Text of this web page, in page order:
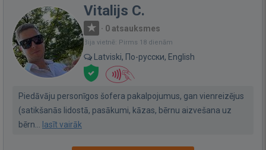
Vitalijs C.
· 0 atsauksmes
Bija vietnē: Pirms 18 dienām
Latviski, По-русски, English
Piedāvāju personīgos šofera pakalpojumus, gan vienreizējus
(satikšanās lidostā, pasākumi, kāzas, bērnu aizvešana uz
bērn...
lasīt vairāk